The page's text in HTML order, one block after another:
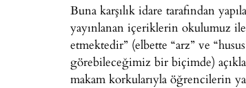
Buna karşılık idare tarafından
yayınlanan içeriklerin okulumuz
etmektedir” (elbette “arz” ve
görebileceğimiz bir biçimde)
makam korkularıyla öğrencilerin